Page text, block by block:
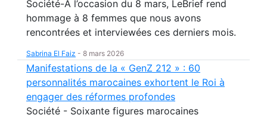
Société-A l’occasion du 8 mars, LeBrief rend
hommage à 8 femmes que nous avons
rencontrées et interviewées ces derniers mois.
Sabrina El Faiz - 8 mars 2026
Manifestations de la « GenZ 212 » : 60
personnalités marocaines exhortent le Roi à
engager des réformes profondes
Société - Soixante figures marocaines